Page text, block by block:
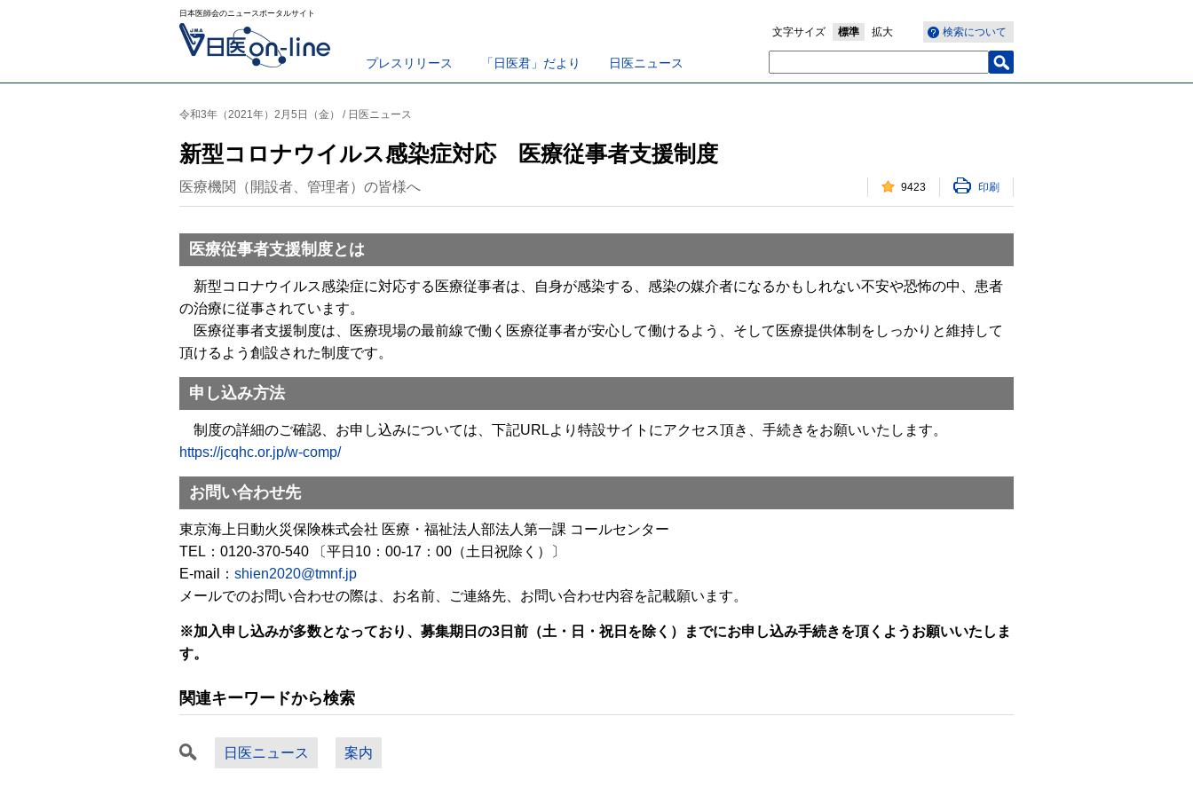
日本医師会のニュースポータルサイト
プレスリリース 「日医君」だより 日医ニュース
検索について
文字サイズ 標準 拡大
令和3年（2021年）2月5日（金） / 日医ニュース
新型コロナウイルス感染症対応 医療従事者支援制度
医療機関（開設者、管理者）の皆様へ 9423 印刷
医療従事者支援制度とは
新型コロナウイルス感染症に対応する医療従事者は、自身が感染する、感染の媒介者になるかもしれない不安や恐怖の中、患者
の治療に従事されています。
医療従事者支援制度は、医療現場の最前線で働く医療従事者が安心して働けるよう、そして医療提供体制をしっかりと維持して
頂けるよう創設された制度です。
申し込み方法
制度の詳細のご確認、お申し込みについては、下記URLより特設サイトにアクセス頂き、手続きをお願いいたします。
https://jcqhc.or.jp/w-comp/
お問い合わせ先
東京海上日動火災保険株式会社 医療・福祉法人部法人第一課 コールセンター
TEL：0120-370-540 〔平日10：00-17：00（土日祝除く）〕
E-mail： shien2020@tmnf.jp
メールでのお問い合わせの際は、お名前、ご連絡先、お問い合わせ内容を記載願います。
※加入申し込みが多数となっており、募集期日の3日前（土・日・祝日を除く）までにお申し込み手続きを頂くようお願いいたしま
す。
関連キーワードから検索
日医ニュース 案内